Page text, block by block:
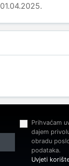
01.04.2025.
Prihvaćam
dajem
obradu
podataka.
Uvjeti